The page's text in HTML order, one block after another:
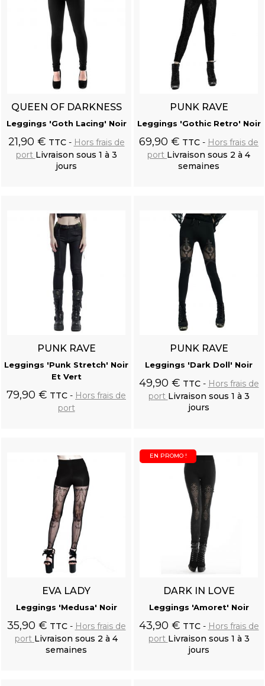
QUEEN OF DARKNESS
Leggings 'Goth Lacing' Noir
21,90 € TTC
Hors frais de
port Livraison sous 1 à 3
jours
PUNK RAVE
Leggings 'Gothic Retro' Noir
69,90 € TTC
Hors frais de
port Livraison sous 2 à 4
semaines
PUNK RAVE
Leggings 'Punk Stretch' Noir
Et Vert
79,90 € TTC
Hors frais de
port
PUNK RAVE
Leggings 'Dark Doll' Noir
49,90 € TTC
Hors frais de
port Livraison sous 1 à 3
jours
EVA LADY
Leggings 'Medusa' Noir
35,90 € TTC
Hors frais de
port Livraison sous 2 à 4
semaines
EN PROMO !
DARK IN LOVE
Leggings 'Amoret' Noir
43,90 € TTC
Hors frais de
port Livraison sous 1 à 3
jours